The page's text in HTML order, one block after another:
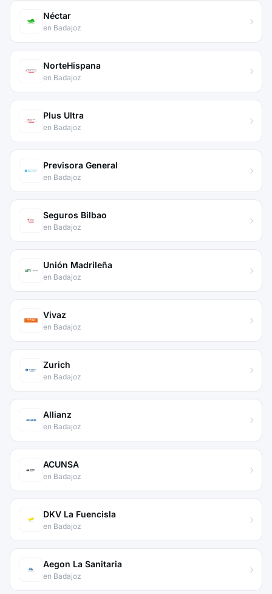
Néctar
en Badajoz
NorteHispana
en Badajoz
Plus Ultra
en Badajoz
Previsora General
en Badajoz
Seguros Bilbao
en Badajoz
Unión Madrileña
en Badajoz
Vivaz
en Badajoz
Zurich
en Badajoz
Allianz
en Badajoz
ACUNSA
en Badajoz
DKV La Fuencisla
en Badajoz
Aegon La Sanitaria
en Badajoz